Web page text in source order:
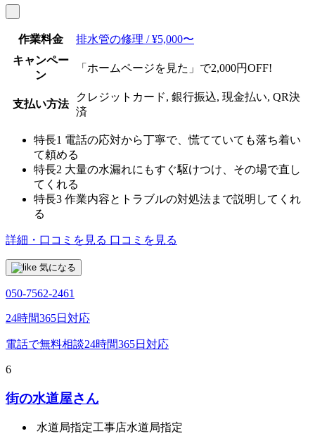
作業料金
排水管の修理 / ¥5,000〜
キャンペー
ン
「ホームページを見た」で2,000円OFF!
支払い方法
クレジットカード, 銀行振込, 現金払い, QR決
済
特長1 電話の応対から丁寧で、慌てていても落ち着い
て頼める
特長2 大量の水漏れにもすぐ駆けつけ、その場で直し
てくれる
特長3 作業内容とトラブルの対処法まで説明してくれ
る
詳細・口コミを見る 口コミを見る
気になる
050-7562-2461
24時間365日対応
電話で無料相談24時間365日対応
6
街の水道屋さん
水道局指定工事店水道局指定